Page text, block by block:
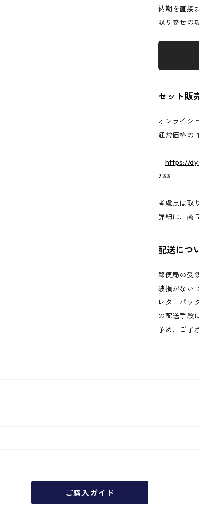
納期を直接
取り寄せの
セット販
オンライシ
通常価格の
https://
733
考慮点は取
詳細は、商
配送につ
郵便局の受
破損がない
レターパッ
の配送手段
予め、ご了
ご購入ガイド